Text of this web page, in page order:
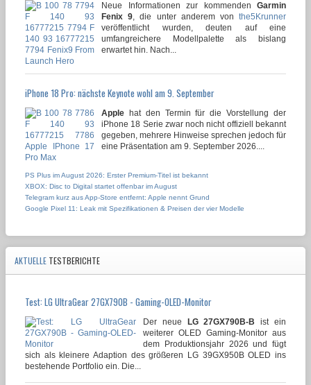
Neue Informationen zur kommenden Garmin
Fenix 9, die unter anderem vonthe5Krunner
veröffentlicht wurden, deuten auf eine
umfangreichere Modellpalette als bislang
erwartet hin. Nach...
iPhone 18 Pro: nächste Keynote wohl am 9. September
Apple hat den Termin für die Vorstellung der
iPhone 18 Serie zwar noch nicht offiziell bekannt
gegeben, mehrere Hinweise sprechen jedoch für
eine Präsentation am 9. September 2026....
PS Plus im August 2026: Erster Premium-Titel ist bekannt
XBOX: Disc to Digital startet offenbar im August
Telegram kurz aus App-Store entfernt: Apple nennt Grund
Google Pixel 11: Leak mit Spezifikationen & Preisen der vier Modelle
AKTUELLE TESTBERICHTE
Test: LG UltraGear 27GX790B - Gaming-OLED-Monitor
Der neue LG 27GX790B-B
ist ein
weiterer OLED Gaming-Monitor aus
dem Produktionsjahr 2026 und fügt
sich als kleinere Adaption des größeren LG 39GX950B OLED ins
bestehende Portfolio ein. Die...